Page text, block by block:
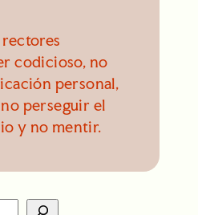
codicioso, no
personal,
perseguir el
y no mentir.